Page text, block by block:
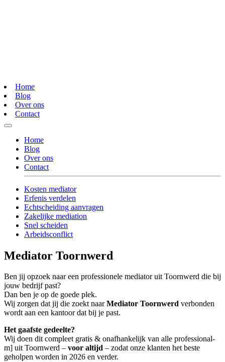
Home
Blog
Over ons
Contact
Home
Blog
Over ons
Contact
Kosten mediator
Erfenis verdelen
Echtscheiding aanvragen
Zakelijke mediation
Snel scheiden
Arbeidsconflict
Mediator Toornwerd
Ben jij opzoek naar een professionele mediator uit Toornwerd die bij
jouw bedrijf past?
Dan ben je op de goede plek.
Wij zorgen dat jij die zoekt naarMediator Toornwerd verbonden
wordt aan een kantoor dat bij je past.
Het gaafste gedeelte?
Wij doen dit compleet gratis & onafhankelijk van alle professional-
m] uit Toornwerd – voor altijd – zodat onze klanten het beste
geholpen worden in 2026 en verder.